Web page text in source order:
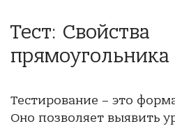
Тест: Свойства
прямоугольника
Тестирование – это
Оно позволяет выявить